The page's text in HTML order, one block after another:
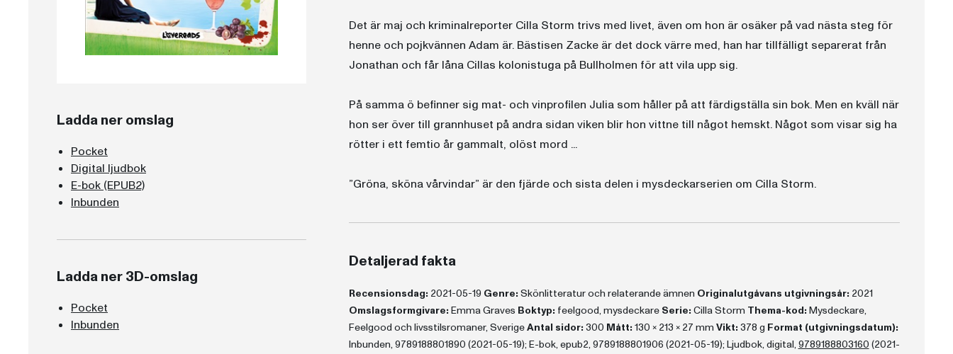
Ladda ner omslag
Pocket
Digital ljudbok
E-bok (EPUB2)
Inbunden
Ladda ner 3D-omslag
Pocket
Inbunden
Det är maj och kriminalreporter Cilla Storm trivs med livet, även om hon är osäker på vad nästa steg för
henne och pojkvännen Adam är. Bästisen Zacke är det dock värre med, han har tillfälligt separerat från
Jonathan och får låna Cillas kolonistuga på Bullholmen för att vila upp sig.
På samma ö befinner sig mat- och vinprofilen Julia som håller på att färdigställa sin bok. Men en kväll när
hon ser över till grannhuset på andra sidan viken blir hon vittne till något hemskt. Något som visar sig ha
rötter i ett femtio år gammalt, olöst mord ...
”Gröna, sköna vårvindar” är den fjärde och sista delen i mysdeckarserien om Cilla Storm.
Detaljerad fakta
Recensionsdag: 2021-05-19 Genre: Skönlitteratur och relaterande ämnen Originalutgåvans utgivningsår: 2021
Omslagsformgivare: Emma Graves Boktyp: feelgood, mysdeckare Serie: Cilla Storm Thema-kod: Mysdeckare,
Feelgood och livsstilsromaner, SverigeAntal sidor: 300 Mått: 130 x 213 x 27 mm Vikt: 378 g Format (utgivningsdatum):
Inbunden, 9789188801890 (2021-05-19); E-bok, epub2, 9789188801906 (2021-05-19); Ljudbok, digital, 9789188803160 (2021-